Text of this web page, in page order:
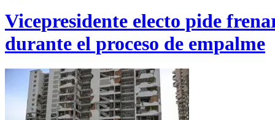
Vicepresidente electo pide
durante el proceso de empalme